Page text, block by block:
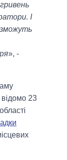
І
», -
відомо 23